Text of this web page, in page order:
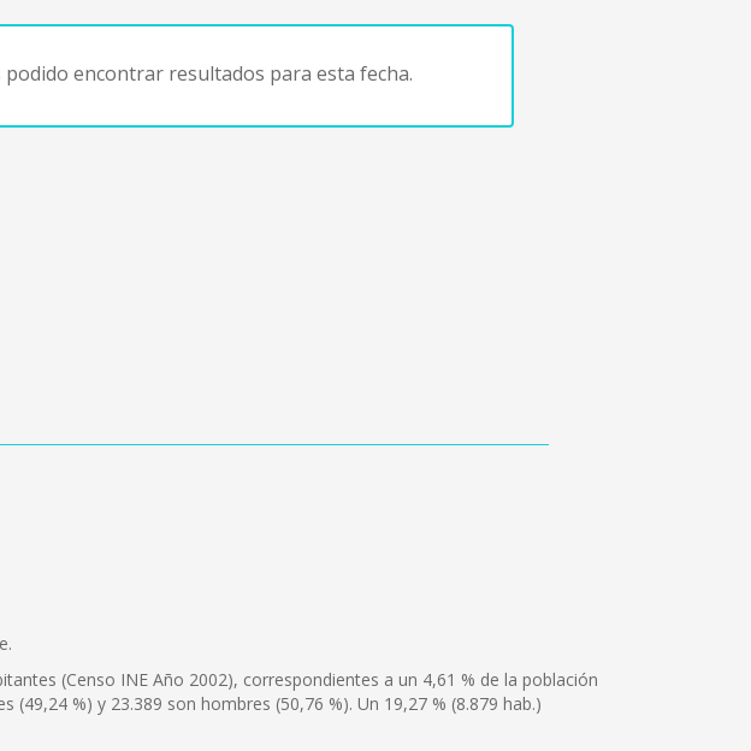
encontrar resultados para esta fecha.
(Censo INE Año 2002), correspondientes a un 4,61 % de la población
%) y 23.389 son hombres (50,76 %). Un 19,27 % (8.879 hab.)